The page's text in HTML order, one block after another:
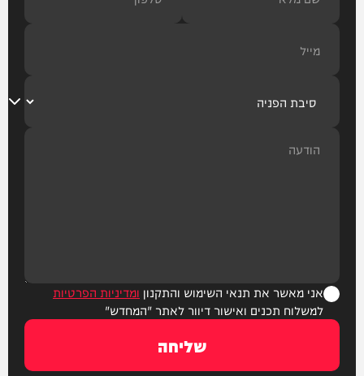
אני מאשר את תנאי השימוש והתקנון ומדיניות הפרטיות
למשלוח תכנים ואישור דיוור לאתר "המחדש"
שליחה